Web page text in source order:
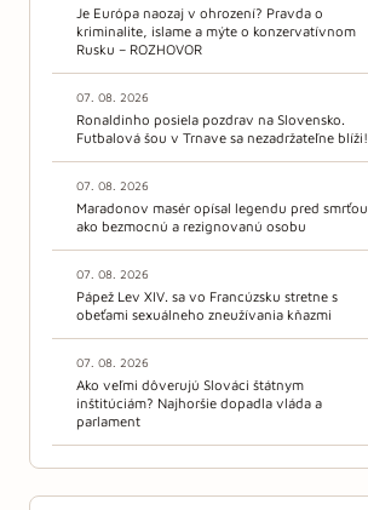
Je Európa naozaj v ohrození? Pravda o
kriminalite, islame a mýte o konzervatívnom
Rusku – ROZHOVOR
07. 08. 2026
Ronaldinho posiela pozdrav na Slovensko.
Futbalová šou v Trnave sa nezadržateľne blíži!
07. 08. 2026
Maradonov masér opísal legendu pred smrťou
ako bezmocnú a rezignovanú osobu
07. 08. 2026
Pápež Lev XIV. sa vo Francúzsku stretne s
obeťami sexuálneho zneužívania kňazmi
07. 08. 2026
Ako veľmi dôverujú Slováci štátnym
inštitúciám? Najhoršie dopadla vláda a
parlament